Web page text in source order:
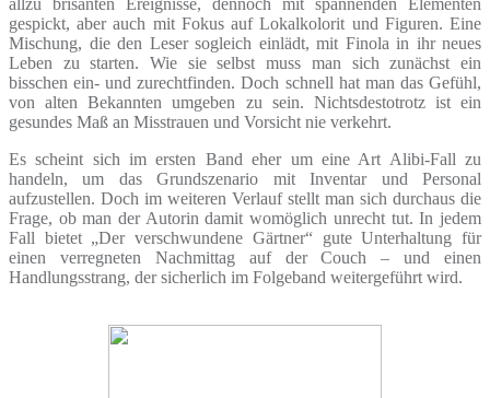
gespickt, aber auch mit Fokus auf Lokalkolorit und Figuren. Eine
Mischung, die den Leser sogleich einlädt, mit Finola in ihr neues
Leben zu starten. Wie sie selbst muss man sich zunächst ein
bisschen ein- und zurechtfinden. Doch schnell hat man das Gefühl,
von alten Bekannten umgeben zu sein. Nichtsdestotrotz ist ein
gesundes Maß an Misstrauen und Vorsicht nie verkehrt.
Es scheint sich im ersten Band eher um eine Art Alibi-Fall zu
handeln, um das Grundszenario mit Inventar und Personal
aufzustellen. Doch im weiteren Verlauf stellt man sich durchaus die
Frage, ob man der Autorin damit womöglich unrecht tut. In jedem
Fall bietet „Der verschwundene Gärtner“ gute Unterhaltung für
einen verregneten Nachmittag auf der Couch – und einen
Handlungsstrang, der sicherlich im Folgeband weitergeführt wird.